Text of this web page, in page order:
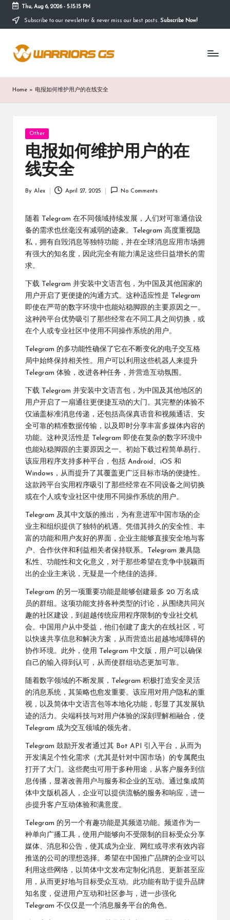
Skip
content
Thu, Aug 6, 2026- 5:15:15 PM
Subscribe to our newsletter & never miss our best posts. Subscribe Now!
Home » 电报如何维护用户的在线安全
Posted
Other
电报如何维护用户的在
线安全
Posted
By Alex April 27, 2025 No Comments
随着 Telegram 在不同领域持续发展，人们对可靠通信设
备的需求也丝毫没有减弱的迹象。Telegram 高度重视隐
私，拥有自毁消息等独特功能，并在全球消息应用市场拥
有强大的知名度，因此完全有能力满足这些日益增长的需
求。
下载 Telegram 并安装中文语言包，为中国及其他国家的
用户开启了更便捷的沟通方式。这种适应性是 Telegram
即使在严苛的数字环境中也能站稳脚跟的主要原因之一。
这种跨平台优势吸引了那些经常在不同工具之间切换，或
在个人或专业社区中使用不同操作系统的用户。
Telegram 的多功能性确保了它在不断变化的电子交互格
局中始终保持相关性。用户可以利用这些机器人来提升
Telegram 体验，改进各种任务，并营造互动氛围。
下载 Telegram 并安装中文语言包，为中国及其他地区的
用户开启了一扇通往更便捷互动的大门。其完整的体验不
仅涵盖标准消息传递，还包括高保真语音和视频通话、安
全可靠的精准数据传输，以及即时分享丰富多媒体内容的
功能。这种灵活性是 Telegram 即使在复杂的数字环境中
也能站稳脚跟的主要原因之一。初始下载过程简单易行。
该应用程序支持多种平台，包括 Android、iOS 和
Windows，从而提升了其覆盖更广泛目标市场的便捷性。
这款跨平台实用程序吸引了那些经常在不同设备之间切换
或在个人或专业社区中使用不同操作系统的用户。
Telegram 及其中文版的推出，为有意进军中国市场的企
业主和组织提供了独特的机遇。凭借其持久的安全性、丰
富的功能和用户友好的界面，企业主能够直接安全地与客
户、合作伙伴和利益相关者保持联系。Telegram 兼具隐
私性、功能性和文化意义，对于那些希望在竞争中脱颖而
出的企业主来说，无疑是一个绝佳的选择。
Telegram 的另一项重要功能是能够创建最多 20 万名成
员的群组。这项功能支持各种类型的讨论，从围绕共同兴
趣的社区建设，到超越传统应用程序限制的专业社交机
会。中国用户从中受益，他们创建了庞大的在线社区，可
以快速共享信息和解决方案，从而营造出超越地域障碍的
协作环境。此外，使用 Telegram 中文版，用户可以确保
自己的输入得到认可，从而使群组动态更加可靠。
随着数字领域的不断发展，Telegram 积极打造安全灵活
的消息系统，其策略也愈发重要。该应用对用户隐私的重
视，以及简体中文语言包等本地化功能，彰显了其发展轨
迹的活力。尖端科技与对用户体验的深刻理解相融合，使
Telegram 成为交互领域的领先者。
Telegram 鼓励开发者通过其 Bot API 引入平台，从而为
开发满足个性化需求（尤其是针对中国市场）的专属爬虫
打开了大门。这些爬虫可用于多种用途，从客户服务到信
息传播，显著改善用户与服务和企业的互动。通过集成简
体中文版机器人，企业可以提供流畅的服务和响应，进一
步提升客户互动体验和满意度。
Telegram 的另一个有趣功能是其频道功能。频道作为一
种单向广播工具，使用户能够向不受限制的目标受众分享
媒体、消息和公告，使其成为企业、网红或寻求有效内容
推送的公司的理想选择。希望在中国推广品牌的企业可以
利用这些网络，以简体中文发布定制化消息、更新甚至应
用，从而更好地与目标受众互动。此功能有助于提升品牌
知名度，促进用户互动和社区参与，进一步强化
Telegram 不仅仅是一个消息服务平台的角色。